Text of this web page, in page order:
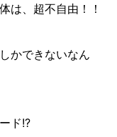
は、超不自由！！
かできないなん
ド!?